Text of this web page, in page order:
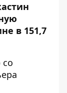
в 151,7
со